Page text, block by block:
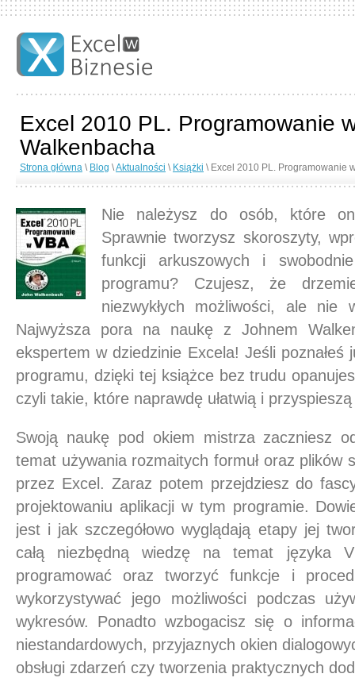
Excel 2010 PL. Programowanie
Walkenbacha
Strona główna \ Blog \Aktualności \ Książki \ Excel 2010 PL. Programowanie
Nie należysz do osób, które
Sprawnie tworzysz skoroszyty,
funkcji arkuszowych i
programu? Czujesz, że
niezwykłych możliwości, ale
Najwyższa pora na naukę z Johnem
ekspertem w dziedzinie Excela! Jeśli
programu, dzięki tej książce bez trudu
czyli takie, które naprawdę ułatwią i
Swoją naukę pod okiem mistrza zaczniesz
temat używania rozmaitych formuł oraz plików
przez Excel. Zaraz potem przejdziesz do
projektowaniu aplikacji w tym programie.
jest i jak szczegółowo wyglądają etapy jej
całą niezbędną wiedzę na temat języka
programować oraz tworzyć funkcje i
wykorzystywać jego możliwości podczas
wykresów. Ponadto wzbogacisz się o
niestandardowych, przyjaznych okien
obsługi zdarzeń czy tworzenia praktycznych